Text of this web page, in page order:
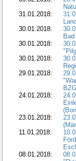
31.01.2018:
30.01.2018:
30.01.2018:
30.01.2018:
29.01.2018:
24.01.2018:
23.01.2018:
11.01.2018:
08.01.2018: